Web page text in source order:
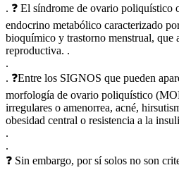
. ❓ El síndrome de ovario poliquístico
endocrino metabólico caracterizado
bioquímico y trastorno menstrual, que
reproductiva. .
.
. ❓Entre los SIGNOS que pueden
morfología de ovario poliquístico
irregulares o amenorrea, acné,
obesidad central o resistencia a la
.
.
❓ Sin embargo, por sí solos no son